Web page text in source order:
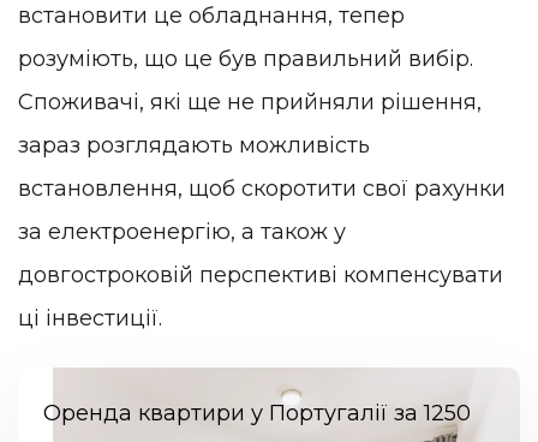
встановити це обладнання, тепер
розуміють, що це був правильний вибір.
Споживачі, які ще не прийняли рішення,
зараз розглядають можливість
встановлення, щоб скоротити свої рахунки
за електроенергію, а також у
довгостроковій перспективі компенсувати
ці інвестиції.
Оренда квартири у Португалії за 1250